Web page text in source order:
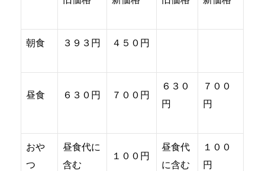
朝食 ３９３円 ４５０円
昼食 ６３０円 ７００円
６３０
円
７００
円
おや
つ
昼食代に
含む
１００円
昼食代
に含む
１００
円